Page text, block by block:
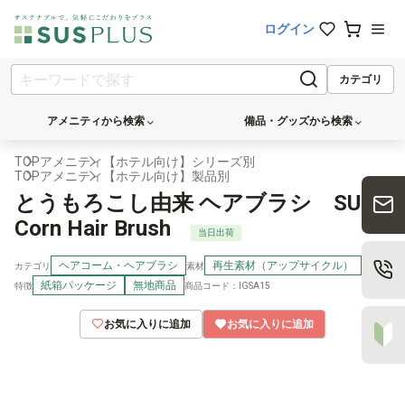
ログイン
カテゴリ
アメニティから検索 備品・グッズから検索
TOPアメニティ
【ホテル向け】シリーズ別
TOPアメニティ 【ホテル向け】製品別
とうもろこし由来 ヘアブラシ SUS
Corn Hair Brush
当日出荷
カテゴリ ヘアコーム・ヘアブラシ 素材 再生素材（アップサイクル）
特徴 紙箱パッケージ 無地商品 商品コード：IGSA15
お気に入りに追加 お気に入りに追加